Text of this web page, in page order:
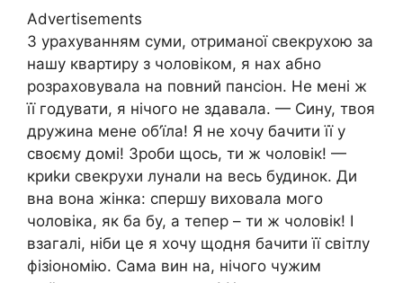
Advertisements
З урахуванням суми, отриманої свекрухою за
нашу квартиру з чоловіком, я нах абно
розраховувала на повний пансіон. Не мені ж
її годувати, я нічого не здавала. — Сину, твоя
дружина мене об’їла! Я не хочу бачити її у
своєму домі! Зроби щось, ти ж чоловік! —
криkи свекрухи лунали на весь будинок. Ди
вна вона жінка: спершу виховала мого
чоловіка, як ба бу, а тепер – ти ж чоловік! І
взагалі, ніби це я хочу щодня бачити її світлу
фізіономію. Сама вин на, нічого чужим